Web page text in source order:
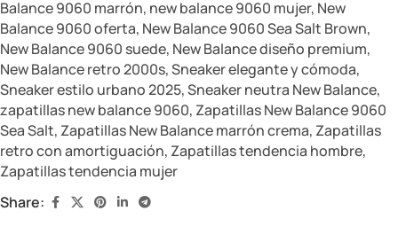
Balance 9060 marrón, new balance 9060 mujer, New
Balance 9060 oferta, New Balance 9060 Sea Salt Brown,
New Balance 9060 suede, New Balance diseño premium,
New Balance retro 2000s,Sneaker elegante y cómoda,
Sneaker estilo urbano 2025,Sneaker neutra New Balance,
zapatillas new balance 9060, Zapatillas New Balance 9060
Sea Salt, Zapatillas New Balance marrón crema, Zapatillas
retro con amortiguación, Zapatillas tendencia hombre,
Zapatillas tendencia mujer
Share: